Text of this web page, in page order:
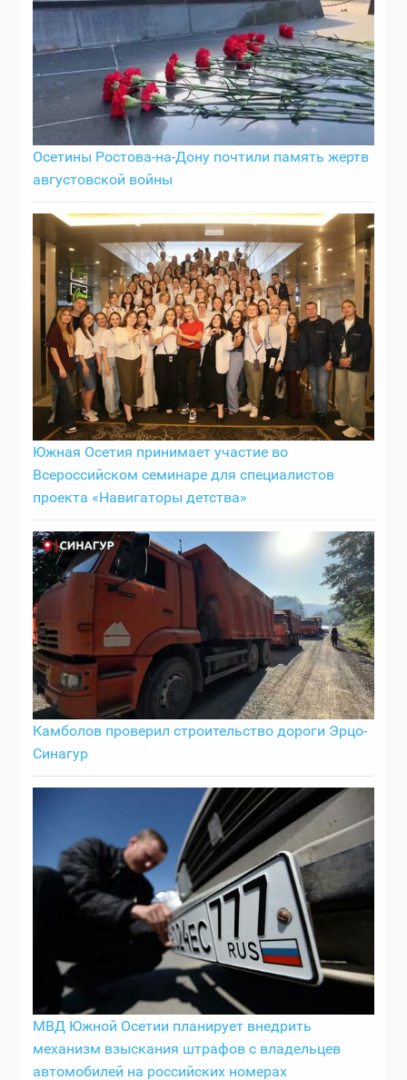
Осетины Ростова-на-Дону почтили память жертв
августовской войны
Южная Осетия принимает участие во
Всероссийском семинаре для специалистов
проекта «Навигаторы детства»
Камболов проверил строительство дороги Эрцо-
Синагур
МВД Южной Осетии планирует внедрить
механизм взыскания штрафов с владельцев
автомобилей на российских номерах